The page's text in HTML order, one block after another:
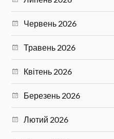
Червень 2026
Травень 2026
Квітень 2026
Березень 2026
Лютий 2026